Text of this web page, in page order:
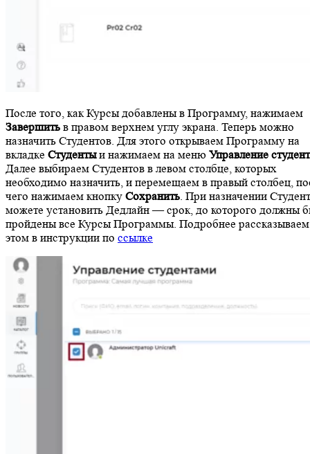
После того, как Курсы добавлены в Программу, нажимаем
Завершить в правом верхнем углу экрана. Теперь можно
назначить Студентов. Для этого открываем Программу на
вкладке Студентыи нажимаем на меню Управление
Далее выбираем Студентов в левом столбце, которых
необходимо назначить, и перемещаем в правый столбец,
чего нажимаем кнопку Сохранить. При назначении
можете установить Дедлайн — срок, до которого должны
пройдены все Курсы Программы. Подробнее
этом в инструкции по ссылке